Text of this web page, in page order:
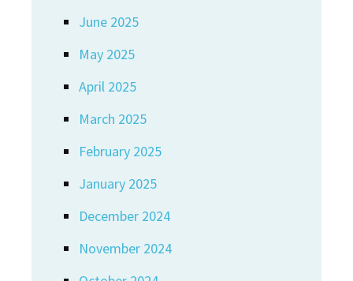
June 2025
May 2025
April 2025
March 2025
February 2025
January 2025
December 2024
November 2024